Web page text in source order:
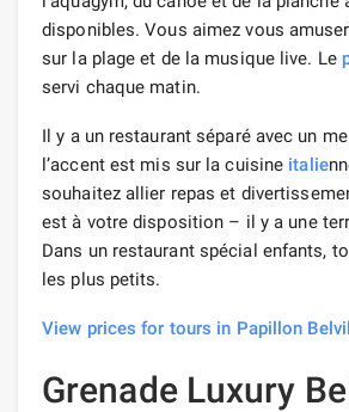
disponibles. Vous aimez vous
sur la plage et de la musique live. Le
servi chaque matin.
Il y a un restaurant séparé avec un
l’accent est mis sur la cuisine italie
souhaitez allier repas et
est à votre disposition – il y a une
Dans un restaurant spécial enfants,
les plus petits.
View prices for tours in Papillon Belvil
Grenade Luxury